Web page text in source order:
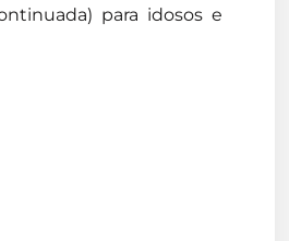
para idosos e